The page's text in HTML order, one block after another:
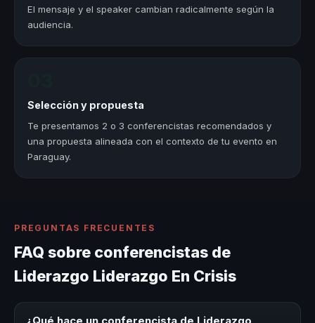
El mensaje y el speaker cambian radicalmente según la
audiencia.
Selección y propuesta
Te presentamos 2 o 3 conferencistas recomendados y
una propuesta alineada con el contexto de tu evento en
Paraguay.
PREGUNTAS FRECUENTES
FAQ sobre conferencistas de
Liderazgo Liderazgo En Crisis